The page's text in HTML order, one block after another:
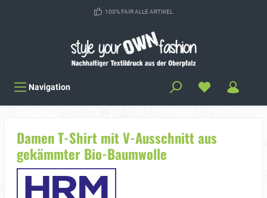
100% FAIR ALLE ARTIKEL
Navigation
Damen T-Shirt mit V-Ausschnitt aus
gekämmter Bio-Baumwolle